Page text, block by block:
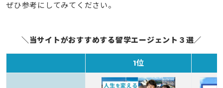
ぜひ参考にしてみてください。
＼当サイトがおすすめする留学エージェント３選／
1位